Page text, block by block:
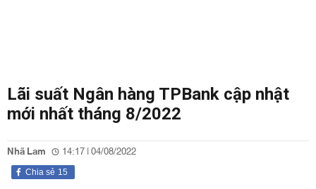
Lãi suất Ngân hàng TPBank cập nhật
mới nhất tháng 8/2022
Nhã Lam 14:17 | 04/08/2022
15
Chia sẻ